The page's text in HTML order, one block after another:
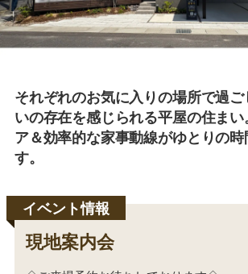
件
概
要
それぞれのお気に入りの場所で過
いの存在を感じられる平屋の住ま
ア＆効率的な家事動線がゆとりの
す。
現地案内会